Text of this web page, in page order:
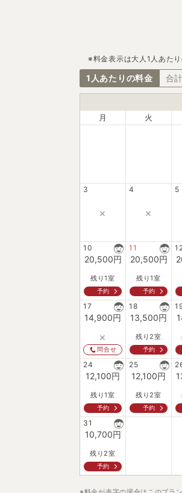
※料金表示は大人1人あた
1人あたりの料金 合
月 火
3
×
4
×
5
10
20,500円
残り1室
予約
11
20,500円
残り1室
予約
17
14,900円
×
問合せ
18
13,500円
残り2室
予約
24
12,100円
残り1室
予約
25
12,100円
残り2室
予約
31
10,700円
残り2室
予約